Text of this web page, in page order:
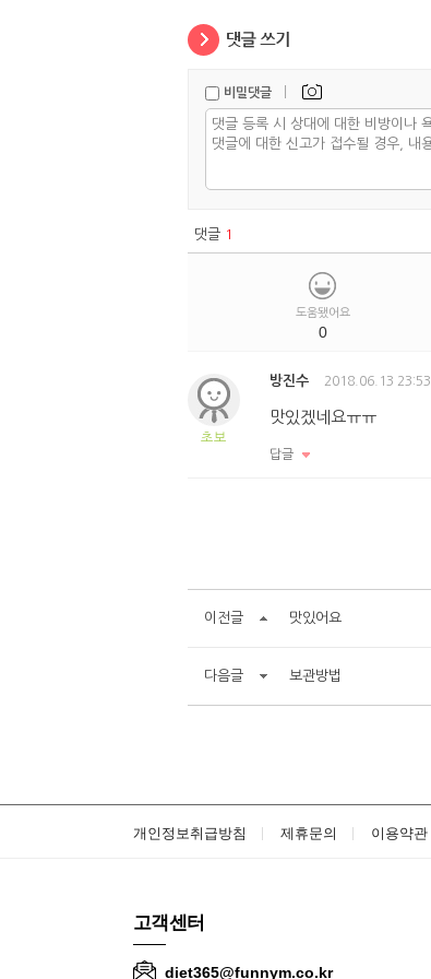
비밀댓글 |
댓글 1
도움됐어요
0
초보
방진수 2018.06.13 23:53
맛있겠네요ㅠㅠ
답글
이전글 맛있어요
다음글 보관방법
개인정보취급방침 제휴문의 이용약관
고객센터
diet365@funnym.co.kr